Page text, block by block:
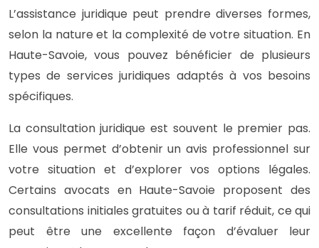
L’assistance juridique peut prendre diverses formes,
selon la nature et la complexité de votre situation. En
Haute-Savoie, vous pouvez bénéficier de plusieurs
types de services juridiques adaptés à vos besoins
spécifiques.
La consultation juridique est souvent le premier pas.
Elle vous permet d’obtenir un avis professionnel sur
votre situation et d’explorer vos options légales.
Certains avocats en Haute-Savoie proposent des
consultations initiales gratuites ou à tarif réduit, ce qui
peut être une excellente façon d’évaluer leur